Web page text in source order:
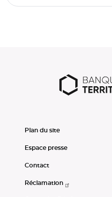
Plan du site
Espace presse
Contact
Réclamation